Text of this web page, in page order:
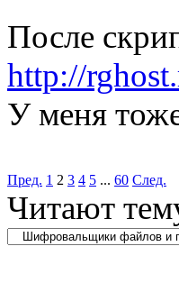
После
http://
У меня
Пред. 1 2 3 4 5 ... 60 След.
Читают